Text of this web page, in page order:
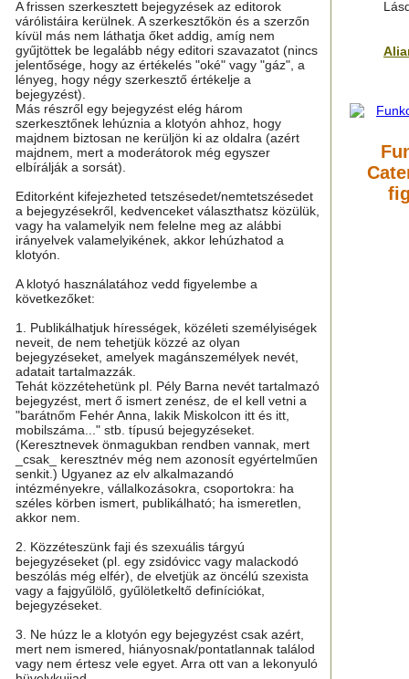
A frissen szerkesztett bejegyzések az editorok
várólistáira kerülnek. A szerkesztőkön és a szerzőn
kívül más nem láthatja őket addig, amíg nem
gyűjtöttek be legalább négy editori szavazatot (nincs
jelentősége, hogy az értékelés "oké" vagy "gáz", a
lényeg, hogy négy szerkesztő értékelje a
bejegyzést).
Más részről egy bejegyzést elég három
szerkesztőnek lehúznia a klotyón ahhoz, hogy
majdnem biztosan ne kerüljön ki az oldalra (azért
majdnem, mert a moderátorok még egyszer
elbírálják a sorsát).
Editorként kifejezheted tetszésedet/nemtetszésedet
a bejegyzésekről, kedvenceket választhatsz közülük,
vagy ha valamelyik nem felelne meg az alábbi
irányelvek valamelyikének, akkor lehúzhatod a
klotyón.
A klotyó használatához vedd figyelembe a
következőket:
1. Publikálhatjuk hírességek, közéleti személyiségek
neveit, de nem tehetjük közzé az olyan
bejegyzéseket, amelyek magánszemélyek nevét,
adatait tartalmazzák.
Tehát közzétehetünk pl. Pély Barna nevét tartalmazó
bejegyzést, mert ő ismert zenész, de el kell vetni a
"barátnőm Fehér Anna, lakik Miskolcon itt és itt,
mobilszáma..." stb. típusú bejegyzéseket.
(Keresztnevek önmagukban rendben vannak, mert
_csak_ keresztnév még nem azonosít egyértelműen
senkit.) Ugyanez az elv alkalmazandó
intézményekre, vállalkozásokra, csoportokra: ha
széles körben ismert, publikálható; ha ismeretlen,
akkor nem.
2. Közzéteszünk faji és szexuális tárgyú
bejegyzéseket (pl. egy zsidóvicc vagy malackodó
beszólás még elfér), de elvetjük az öncélú szexista
vagy a fajgyűlölő, gyűlöletkeltő definíciókat,
bejegyzéseket.
3. Ne húzz le a klotyón egy bejegyzést csak azért,
mert nem ismered, hiányosnak/pontatlannak találod
vagy nem értesz vele egyet. Arra ott van a lekonyuló